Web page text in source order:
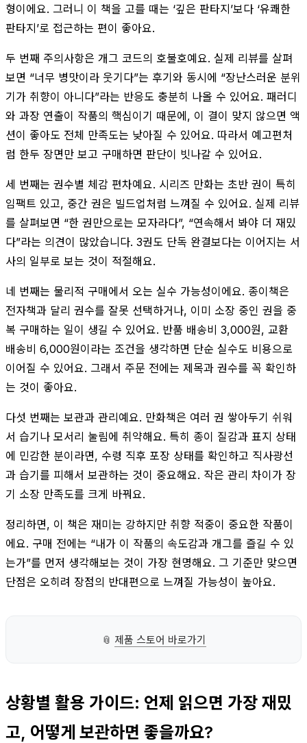
형이에요. 그러니 이 책을 고를 때는 ‘깊은 판타지’보다 ‘유쾌한
판타지’로 접근하는 편이 좋아요.
두 번째 주의사항은 개그 코드의 호불호예요. 실제 리뷰를 살펴
보면 “너무 병맛이라 웃기다”는 후기와 동시에 “장난스러운 분위
기가 취향이 아니다”라는 반응도 충분히 나올 수 있어요. 패러디
와 과장 연출이 작품의 핵심이기 때문에, 이 결이 맞지 않으면 액
션이 좋아도 전체 만족도는 낮아질 수 있어요. 따라서 예고편처
럼 한두 장면만 보고 구매하면 판단이 빗나갈 수 있어요.
세 번째는 권수별 체감 편차예요. 시리즈 만화는 초반 권이 특히
임팩트 있고, 중간 권은 빌드업처럼 느껴질 수 있어요. 실제 리뷰
를 살펴보면 “한 권만으로는 모자라다”, “연속해서 봐야 더 재밌
다”라는 의견이 많았습니다. 3권도 단독 완결보다는 이어지는 서
사의 일부로 보는 것이 적절해요.
네 번째는 물리적 구매에서 오는 실수 가능성이에요. 종이책은
전자책과 달리 권수를 잘못 선택하거나, 이미 소장 중인 권을 중
복 구매하는 일이 생길 수 있어요. 반품 배송비 3,000원, 교환
배송비 6,000원이라는 조건을 생각하면 단순 실수도 비용으로
이어질 수 있어요. 그래서 주문 전에는 제목과 권수를 꼭 확인하
는 것이 좋아요.
다섯 번째는 보관과 관리예요. 만화책은 여러 권 쌓아두기 쉬워
서 습기나 모서리 눌림에 취약해요. 특히 종이 질감과 표지 상태
에 민감한 분이라면, 수령 직후 포장 상태를 확인하고 직사광선
과 습기를 피해서 보관하는 것이 중요해요. 작은 관리 차이가 장
기 소장 만족도를 크게 바꿔요.
정리하면, 이 책은 재미는 강하지만 취향 적중이 중요한 작품이
에요. 구매 전에는 “내가 이 작품의 속도감과 개그를 즐길 수 있
는가”를 먼저 생각해보는 것이 가장 현명해요. 그 기준만 맞으면
단점은 오히려 장점의 반대편으로 느껴질 가능성이 높아요.
📎 제품 스토어 바로가기
상황별 활용 가이드: 언제 읽으면 가장 재밌
고, 어떻게 보관하면 좋을까요?